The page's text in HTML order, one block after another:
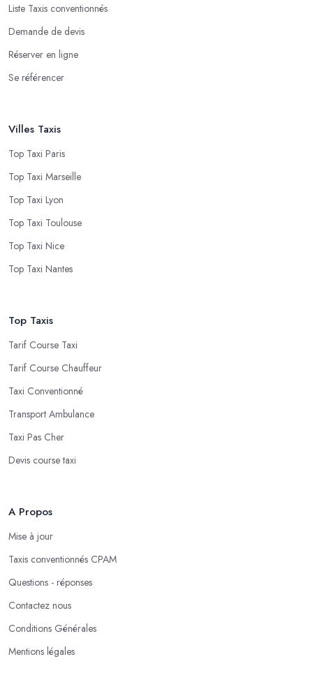
Liste Taxis conventionnés
Demande de devis
Réserver en ligne
Se référencer
Villes Taxis
Top Taxi Paris
Top Taxi Marseille
Top Taxi Lyon
Top Taxi Toulouse
Top Taxi Nice
Top Taxi Nantes
Top Taxis
Tarif Course Taxi
Tarif Course Chauffeur
Taxi Conventionné
Transport Ambulance
Taxi Pas Cher
Devis course taxi
A Propos
Mise à jour
Taxis conventionnés CPAM
Questions - réponses
Contactez nous
Conditions Générales
Mentions légales